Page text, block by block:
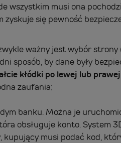
wszystkim musi ona
się pewność
ważny jest wybór strony
sposób, by dane były
kłódki po lewej lub
zaufania;
banku. Można je
obsługuje konto. System
musi podać kod,